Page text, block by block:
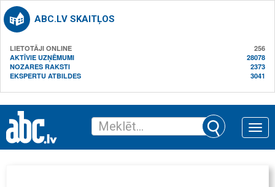
ABC.LV SKAITĻOS
LIETOTĀJI ONLINE
256
AKTĪVIE UZŅĒMUMI
28078
NOZARES RAKSTI
2373
EKSPERTU ATBILDES
3041
Toggle